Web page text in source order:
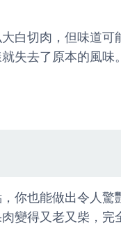
白切肉，但味道可
失去了原本的風味。
你也能做出令人驚
變得又老又柴，完